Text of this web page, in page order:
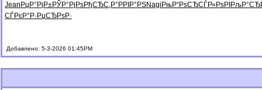
Jean РџР°РјР±РЎР°РјРѕРђСЂС‚Р° РРІР°РЅNagi РњР“РѕСЂСЃР»РѕРІ
СЃРєР°Р· РџСЂРѕР·
Добавлено: 5-3-2026 01:45PM